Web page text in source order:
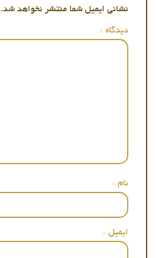
نشانی ایمیل شما منتشر نخواهد شد.
دیدگاه *
نام *
ایمیل *